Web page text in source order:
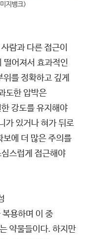
지뱅크)
람과 다른 접근이
떨어져서 효과적인
를 정확하고 깊게
도한 압박은
강도를 유지해야
가 있거나 혀가 뒤로
보에 더 많은 주의를
스럽게 접근해야
용하며 이 중
약물들이다. 하지만